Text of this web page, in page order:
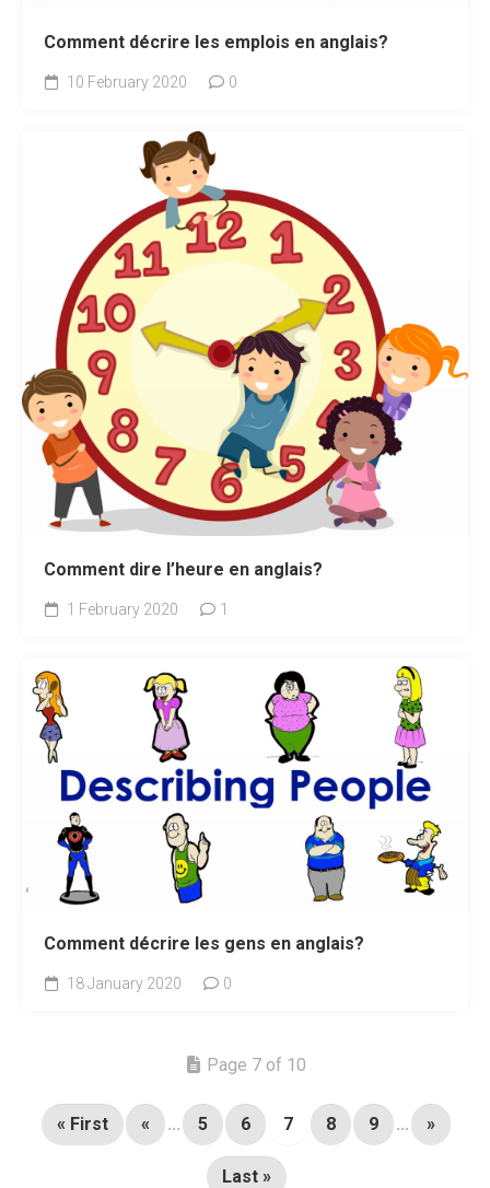
Comment décrire les emplois en anglais?
10 February 2020 0
Comment dire l’heure en anglais?
1 February 2020 1
Comment décrire les gens en anglais?
18 January 2020 0
Page 7 of 10
« First « ... 5 6 7 8 9 ... »
Last »